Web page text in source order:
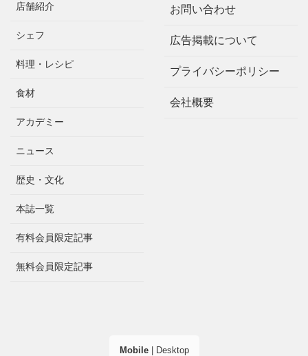
店舗紹介
シェフ
料理・レシピ
食材
アカデミー
ニュース
歴史・文化
本誌一覧
有料会員限定記事
無料会員限定記事
お問い合わせ
広告掲載について
プライバシーポリシー
会社概要
Mobile| Desktop